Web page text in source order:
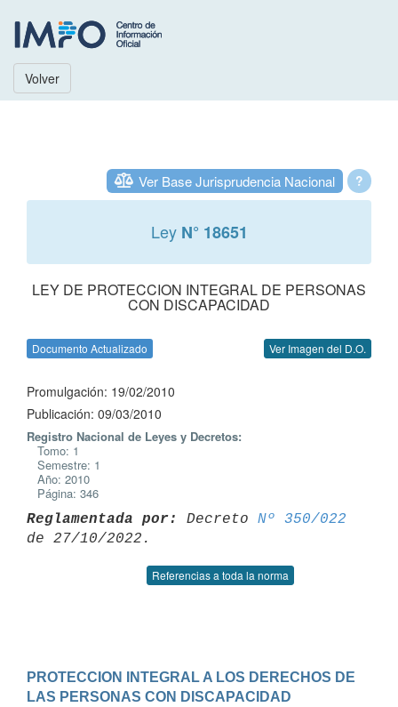
Volver
?
Ver Base Jurisprudencia Nacional
Ley N° 18651
LEY DE PROTECCION INTEGRAL DE PERSONAS
CON DISCAPACIDAD
Documento Actualizado Ver Imagen del D.O.
Promulgación: 19/02/2010
Publicación: 09/03/2010
Registro Nacional de Leyes y Decretos:
Tomo: 1
Semestre: 1
Año: 2010
Página: 346
Reglamentada por: Decreto Nº 350/022
Referencias a toda la norma
PROTECCION INTEGRAL A LOS DERECHOS DE
LAS PERSONAS CON DISCAPACIDAD